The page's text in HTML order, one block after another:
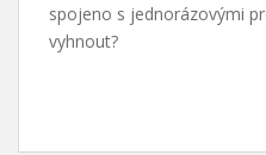
spojeno s jednorázovými
vyhnout?